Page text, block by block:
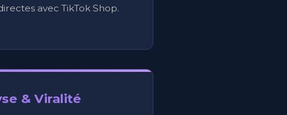
avec TikTok Shop.
& Viralité